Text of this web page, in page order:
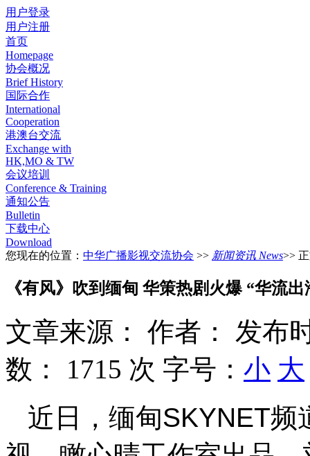
用户登录
用户注册
首页
Homepage
协会概况
Brief History
国际合作
International
Cooperation
港澳台交流
Exchange with
HK,MO & TW
会议培训
Conference & Training
通知公告
Bulletin
下载中心
Download
您现在的位置： 中华广播影视交流协会 >> 新闻资讯 News>>
《有风》吹到缅甸 华策热剧火爆 “华流
文章来源： 作者：
发布
数： 1715 次 字号： 小 大
近日，缅甸SKYNET频